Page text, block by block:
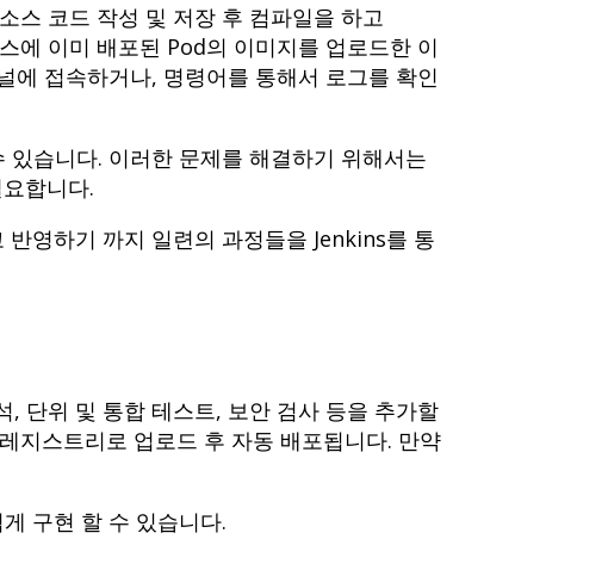
스 코드 작성 및 저장 후 컴파일을 하고
에 이미 배포된 Pod의 이미지를 업로드한 이
에 접속하거나, 명령어를 통해서 로그를 확인
습니다. 이러한 문제를 해결하기 위해서는
합니다.
반영하기 까지 일련의 과정들을 Jenkins를 통
단위 및 통합 테스트, 보안 검사 등을 추가할
지스트리로 업로드 후 자동 배포됩니다. 만약
구현 할 수 있습니다.